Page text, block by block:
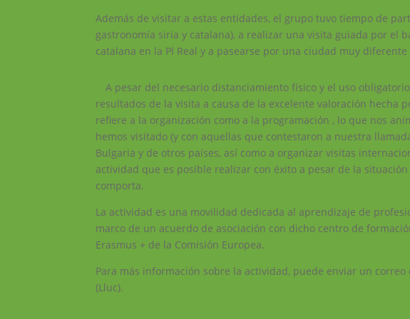
Además de visitar a estas entidades, el grupo tuvo tiempo de
gastronomía siria y catalana), a realizar una visita guiada por el
catalana en la Pl Real y a pasearse por una ciudad muy
A pesar del necesario distanciamiento físico y el uso
resultados de la visita a causa de la excelente valoración hecha
refiere a la organización como a la programación , lo que nos
hemos visitado (y con aquellas que contestaron a nuestra
Bulgaria y de otros países, así como a organizar visitas
actividad que es posible realizar con éxito a pesar de la
comporta.
La actividad es una movilidad dedicada al aprendizaje de
marco de un acuerdo de asociación con dicho centro de
Erasmus + de la Comisión Europea.
Para más información sobre la actividad, puede enviar un correo
(Lluc).